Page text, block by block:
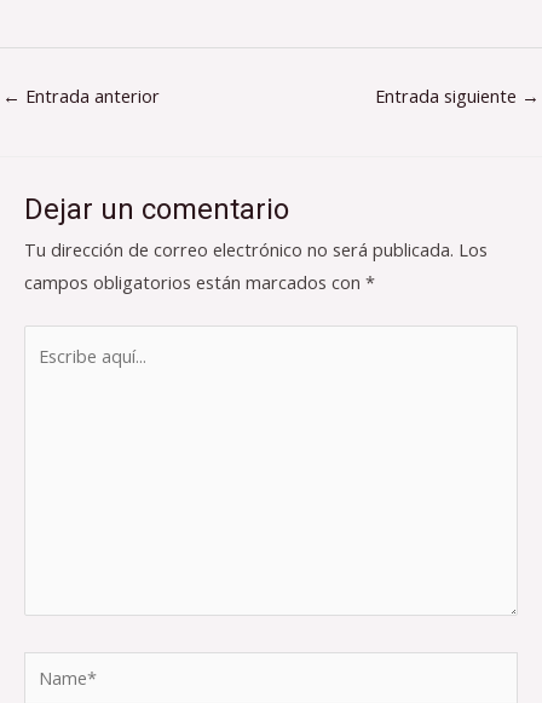
← Entrada anterior Entrada siguiente →
Dejar un comentario
Tu dirección de correo electrónico no será publicada. Los
campos obligatorios están marcados con *